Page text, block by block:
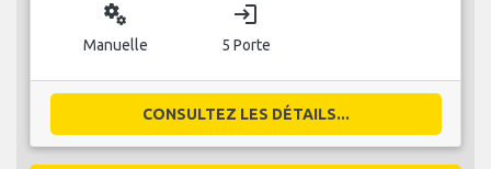
miscellaneous_services
Manuelle
login
5 Porte
CONSULTEZ LES DÉTAILS...